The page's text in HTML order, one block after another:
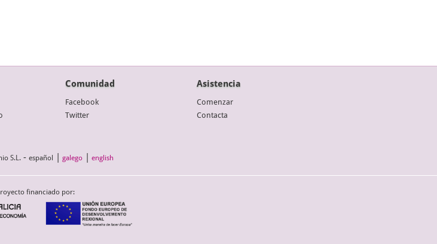
Comunidad
Facebook
Twitter
Asistencia
Comenzar
Contacta
S.L. - español galego english
financiado por: